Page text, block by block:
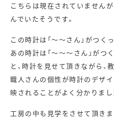
こちらは現在されていません
んでいたそうです。
この時計は「～～さん」がつく
あの時計は「～～～さん」がつ
と、時計を見せて頂きながら、
職人さんの個性が時計のデザ
映されることがよく分かりまし
工房の中も見学をさせて頂きま